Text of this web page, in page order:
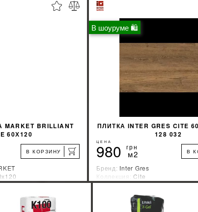
СВОЮ СКИДКУ % УЗНАТЬ СВОЮ
BRILLIANT
60Х120
В КОРЗИНУ
Индия
СВОЮ СКИДКУ
В шоуруме 🛍
ПЛИТКА INTER GRES CITE
128 032
ЦЕНА
980 грн
м2 В
Бренд: Inter Gres
Коллекция:Cite
Страна-производитель:
УЗНАТЬ СВОЮ